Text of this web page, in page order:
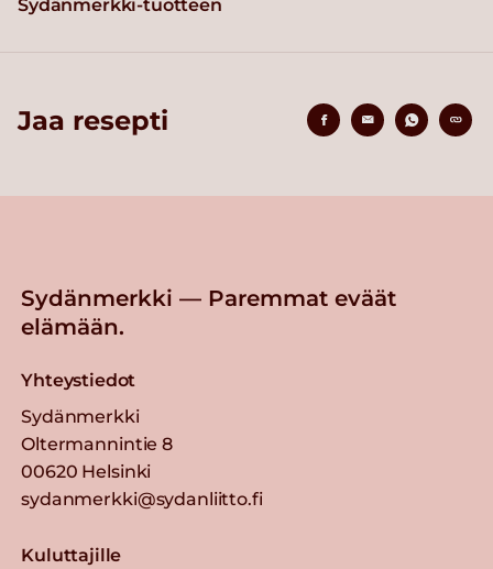
Sydänmerkki-tuotteen
Jaa resepti
Sydänmerkki — Paremmat eväät
elämään.
Yhteystiedot
Sydänmerkki
Oltermannintie 8
00620 Helsinki
sydanmerkki@sydanliitto.fi
Kuluttajille